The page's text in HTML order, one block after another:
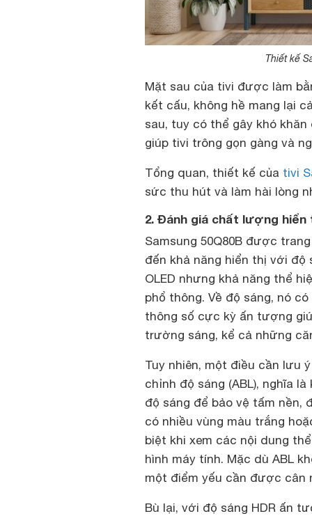
Thiết kế
Mặt sau của tivi được làm
kết cấu, không hề mang lại
sau, tuy có thể gây khó
giúp tivi trông gọn gàng và
Tổng quan, thiết kế của tivi
sức thu hút và làm hài lòng
2. Đánh giá chất lượng hiển
Samsung 50Q80B được
đến khả năng hiển thị với độ
OLED nhưng khả năng thể
phổ thông. Về độ sáng, nó
thông số cực kỳ ấn tượng
trường sáng, kể cả những
Tuy nhiên, một điều cần lưu
chỉnh độ sáng (ABL), nghĩa
độ sáng để bảo vệ tấm nền,
có nhiều vùng màu trắng
biệt khi xem các nội dung
hình máy tính. Mặc dù ABL
một điểm yếu cần được cân
Bù lại, với độ sáng HDR ấn